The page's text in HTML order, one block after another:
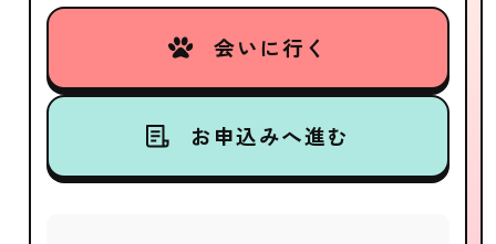
会いに行く
お申込みへ進む